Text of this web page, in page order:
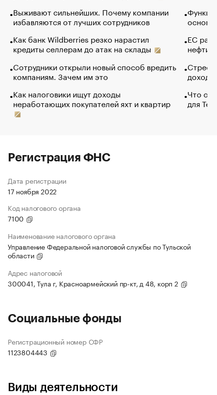
Выживают сильнейших. Почему компании
избавляются от лучших сотрудников
Как банк Wildberries резко нарастил
кредиты селлерам до атак на склады
Сотрудники открыли новый способ вредить
компаниям. Зачем им это
Как налоговики ищут доходы
неработающих покупателей яхт и квартир
основ
ЕС
нефти
Что
для
Регистрация ФНС
Дата регистрации
17 ноября 2022
Код налогового органа
7100
Наименование налогового органа
Управление Федеральной налоговой службы по Тульской
области
Адрес налоговой
300041, Тула г, Красноармейский пр-кт, д 48, корп 2
Социальные фонды
Регистрационный номер СФР
1123804443
Виды деятельности